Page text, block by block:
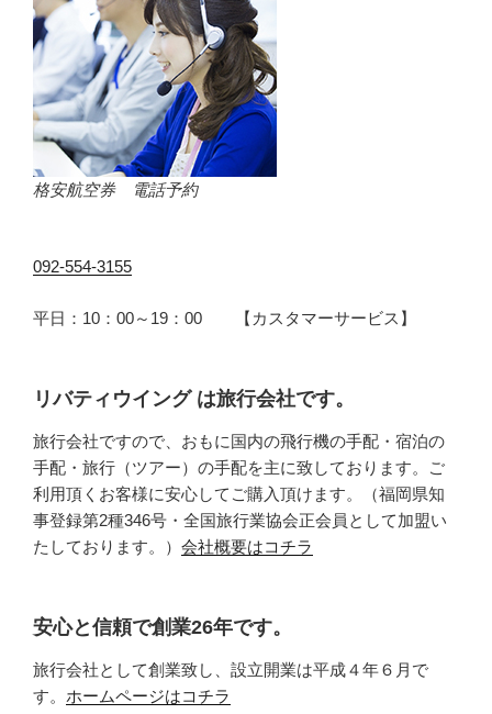
格安航空券 電話予約
092-554-3155
平日：10：00～19：00 【カスタマーサービス】
リバティウイング は旅行会社です。
旅行会社ですので、おもに国内の飛行機の手配・宿泊の
手配・旅行（ツアー）の手配を主に致しております。ご
利用頂くお客様に安心してご購入頂けます。（福岡県知
事登録第2種346号・全国旅行業協会正会員として加盟い
たしております。） 会社概要はコチラ
安心と信頼で創業26年です。
旅行会社として創業致し、設立開業は平成４年６月で
す。 ホームページはコチラ